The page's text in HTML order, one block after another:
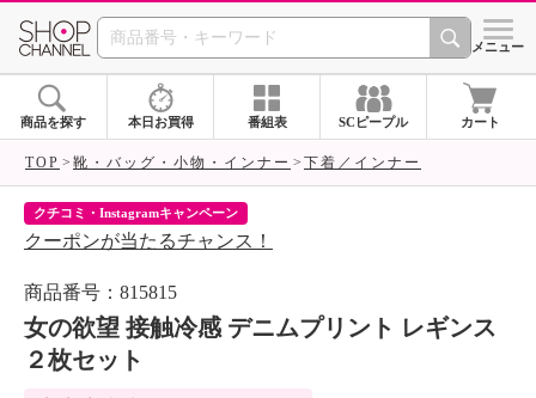
SHOP CHANNEL シメニュー
商品を探す 本日お買得 番組表 SCピープル カート
TOP 靴・バッグ・小物・インナー 下着／インナー
クチコミ・Instagramキャンペーン
クーポンが当たるチャンス！
商品番号：815815
女の欲望 接触冷感 デニムプリント レギンス
２枚セット